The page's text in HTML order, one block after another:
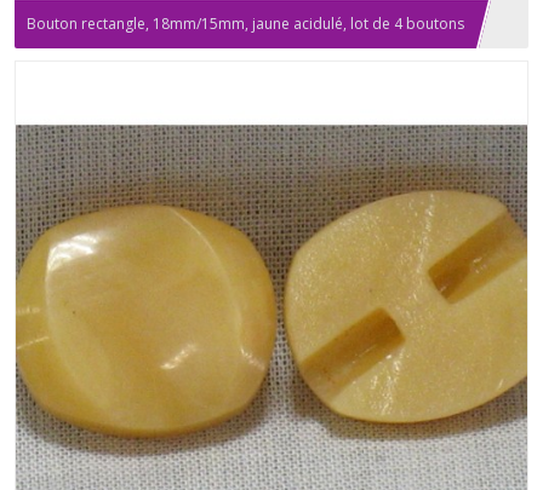
Bouton rectangle, 18mm/15mm, jaune acidulé, lot de 4 boutons